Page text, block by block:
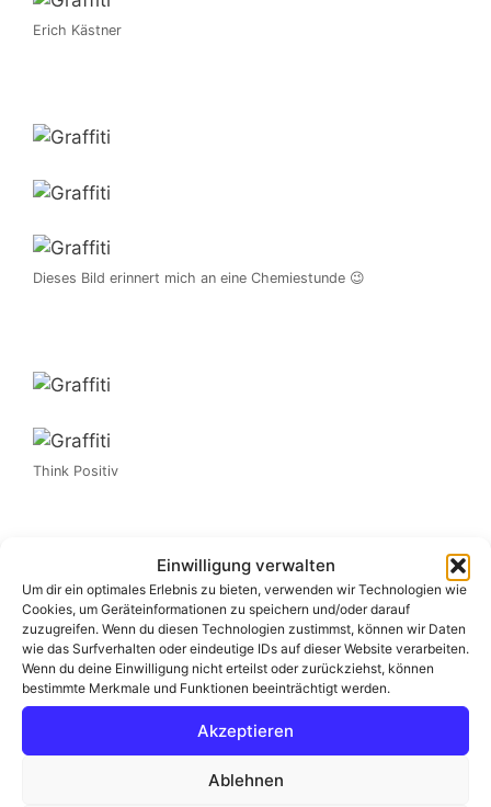
Einwilligung verwalten
Um dir ein optimales Erlebnis zu bieten, verwenden wir Technologien wie
Cookies, um Geräteinformationen zu speichern und/oder darauf
zuzugreifen. Wenn du diesen Technologien zustimmst, können wir Daten
wie das Surfverhalten oder eindeutige IDs auf dieser Website verarbeiten.
Wenn du deine Einwilligung nicht erteilst oder zurückziehst, können
bestimmte Merkmale und Funktionen beeinträchtigt werden.
Akzeptieren
Ablehnen
Erich Kästner
Dieses Bild erinnert mich an eine Chemiestunde 😉
Think Positiv
ziemlich pixelig